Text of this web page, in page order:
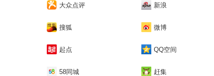
大众点评 新浪
搜狐 微博
起点 QQ空间
58同城 赶集